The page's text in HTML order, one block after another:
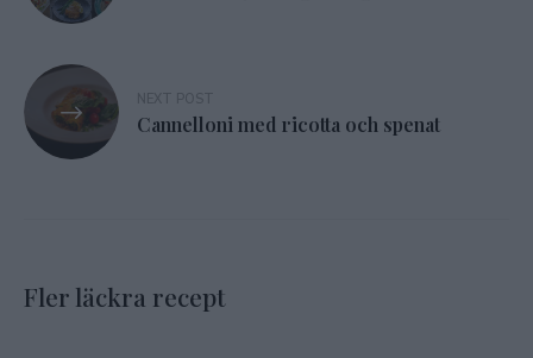
Cannelloni med ricotta och spenat
Fler läckra recept